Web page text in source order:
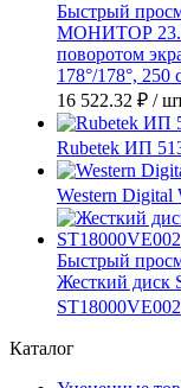
Быстрый
МОНИТОР
поворотом
178°/178°,
16 522.32 ₽ /
Rubetek ИП
Western Digital
Быстрый
Жесткий диск
ST18000VE002
Каталог